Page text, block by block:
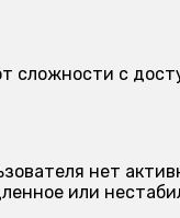
сложности с
нет
или